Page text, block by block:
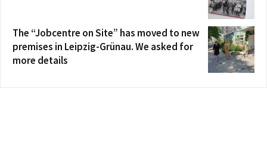
The “Jobcentre on Site” has moved to new
premises in Leipzig-Grünau. We asked for
more details